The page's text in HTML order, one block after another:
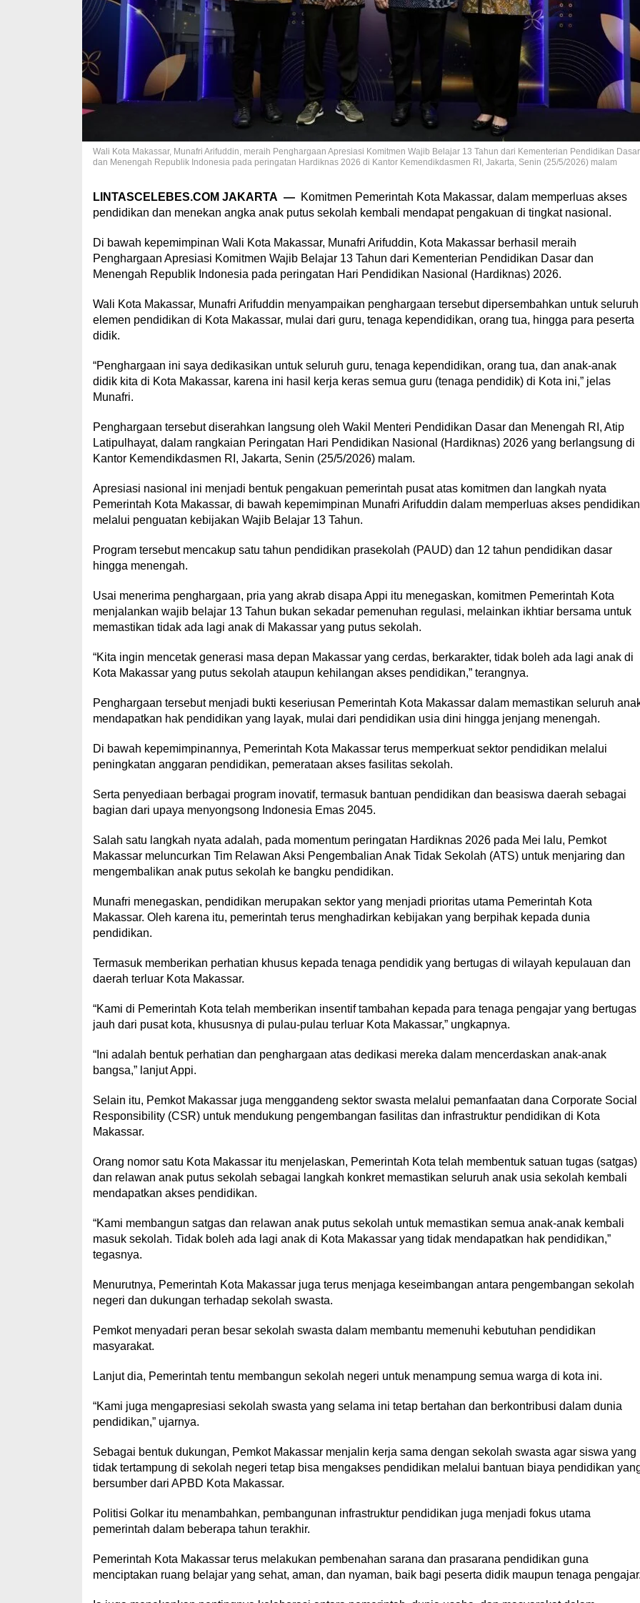
Wali Kota Makassar, Munafri Arifuddin, meraih Penghargaan Apresiasi Komitmen Wajib Belajar 13 Tahun dari Kementerian Pendidikan Dasar
dan Menengah Republik Indonesia pada peringatan Hardiknas 2026 di Kantor Kemendikdasmen RI, Jakarta, Senin (25/5/2026) malam
LINTASCELEBES.COM JAKARTA — Komitmen Pemerintah Kota Makassar, dalam memperluas akses
pendidikan dan menekan angka anak putus sekolah kembali mendapat pengakuan di tingkat nasional.
Di bawah kepemimpinan Wali Kota Makassar, Munafri Arifuddin, Kota Makassar berhasil meraih
Penghargaan Apresiasi Komitmen Wajib Belajar 13 Tahun dari Kementerian Pendidikan Dasar dan
Menengah Republik Indonesia pada peringatan Hari Pendidikan Nasional (Hardiknas) 2026.
Wali Kota Makassar, Munafri Arifuddin menyampaikan penghargaan tersebut dipersembahkan untuk seluruh
elemen pendidikan di Kota Makassar, mulai dari guru, tenaga kependidikan, orang tua, hingga para peserta
didik.
“Penghargaan ini saya dedikasikan untuk seluruh guru, tenaga kependidikan, orang tua, dan anak-anak
didik kita di Kota Makassar, karena ini hasil kerja keras semua guru (tenaga pendidik) di Kota ini,” jelas
Munafri.
Penghargaan tersebut diserahkan langsung oleh Wakil Menteri Pendidikan Dasar dan Menengah RI, Atip
Latipulhayat, dalam rangkaian Peringatan Hari Pendidikan Nasional (Hardiknas) 2026 yang berlangsung di
Kantor Kemendikdasmen RI, Jakarta, Senin (25/5/2026) malam.
Apresiasi nasional ini menjadi bentuk pengakuan pemerintah pusat atas komitmen dan langkah nyata
Pemerintah Kota Makassar, di bawah kepemimpinan Munafri Arifuddin dalam memperluas akses pendidikan
melalui penguatan kebijakan Wajib Belajar 13 Tahun.
Program tersebut mencakup satu tahun pendidikan prasekolah (PAUD) dan 12 tahun pendidikan dasar
hingga menengah.
Usai menerima penghargaan, pria yang akrab disapa Appi itu menegaskan, komitmen Pemerintah Kota
menjalankan wajib belajar 13 Tahun bukan sekadar pemenuhan regulasi, melainkan ikhtiar bersama untuk
memastikan tidak ada lagi anak di Makassar yang putus sekolah.
“Kita ingin mencetak generasi masa depan Makassar yang cerdas, berkarakter, tidak boleh ada lagi anak di
Kota Makassar yang putus sekolah ataupun kehilangan akses pendidikan,” terangnya.
Penghargaan tersebut menjadi bukti keseriusan Pemerintah Kota Makassar dalam memastikan seluruh
mendapatkan hak pendidikan yang layak, mulai dari pendidikan usia dini hingga jenjang menengah.
Di bawah kepemimpinannya, Pemerintah Kota Makassar terus memperkuat sektor pendidikan melalui
peningkatan anggaran pendidikan, pemerataan akses fasilitas sekolah.
Serta penyediaan berbagai program inovatif, termasuk bantuan pendidikan dan beasiswa daerah sebagai
bagian dari upaya menyongsong Indonesia Emas 2045.
Salah satu langkah nyata adalah, pada momentum peringatan Hardiknas 2026 pada Mei lalu, Pemkot
Makassar meluncurkan Tim Relawan Aksi Pengembalian Anak Tidak Sekolah (ATS) untuk menjaring dan
mengembalikan anak putus sekolah ke bangku pendidikan.
Munafri menegaskan, pendidikan merupakan sektor yang menjadi prioritas utama Pemerintah Kota
Makassar. Oleh karena itu, pemerintah terus menghadirkan kebijakan yang berpihak kepada dunia
pendidikan.
Termasuk memberikan perhatian khusus kepada tenaga pendidik yang bertugas di wilayah kepulauan dan
daerah terluar Kota Makassar.
“Kami di Pemerintah Kota telah memberikan insentif tambahan kepada para tenaga pengajar yang bertugas
jauh dari pusat kota, khususnya di pulau-pulau terluar Kota Makassar,” ungkapnya.
“Ini adalah bentuk perhatian dan penghargaan atas dedikasi mereka dalam mencerdaskan anak-anak
bangsa,” lanjut Appi.
Selain itu, Pemkot Makassar juga menggandeng sektor swasta melalui pemanfaatan dana Corporate Social
Responsibility (CSR) untuk mendukung pengembangan fasilitas dan infrastruktur pendidikan di Kota
Makassar.
Orang nomor satu Kota Makassar itu menjelaskan, Pemerintah Kota telah membentuk satuan tugas (satgas)
dan relawan anak putus sekolah sebagai langkah konkret memastikan seluruh anak usia sekolah kembali
mendapatkan akses pendidikan.
“Kami membangun satgas dan relawan anak putus sekolah untuk memastikan semua anak-anak kembali
masuk sekolah. Tidak boleh ada lagi anak di Kota Makassar yang tidak mendapatkan hak pendidikan,”
tegasnya.
Menurutnya, Pemerintah Kota Makassar juga terus menjaga keseimbangan antara pengembangan sekolah
negeri dan dukungan terhadap sekolah swasta.
Pemkot menyadari peran besar sekolah swasta dalam membantu memenuhi kebutuhan pendidikan
masyarakat.
Lanjut dia, Pemerintah tentu membangun sekolah negeri untuk menampung semua warga di kota ini.
“Kami juga mengapresiasi sekolah swasta yang selama ini tetap bertahan dan berkontribusi dalam dunia
pendidikan,” ujarnya.
Sebagai bentuk dukungan, Pemkot Makassar menjalin kerja sama dengan sekolah swasta agar siswa yang
tidak tertampung di sekolah negeri tetap bisa mengakses pendidikan melalui bantuan biaya pendidikan
bersumber dari APBD Kota Makassar.
Politisi Golkar itu menambahkan, pembangunan infrastruktur pendidikan juga menjadi fokus utama
pemerintah dalam beberapa tahun terakhir.
Pemerintah Kota Makassar terus melakukan pembenahan sarana dan prasarana pendidikan guna
menciptakan ruang belajar yang sehat, aman, dan nyaman, baik bagi peserta didik maupun tenaga